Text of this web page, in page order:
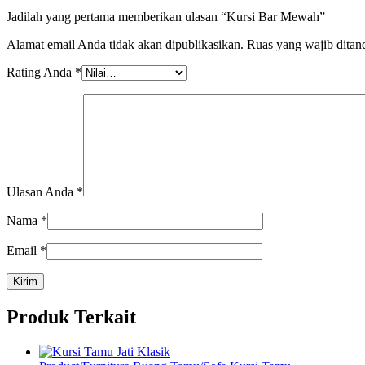
Jadilah yang pertama memberikan ulasan “Kursi Bar Mewah”
Alamat email Anda tidak akan dipublikasikan. Ruas yang wajib
Rating Anda *
Ulasan Anda *
Nama *
Email *
Produk Terkait